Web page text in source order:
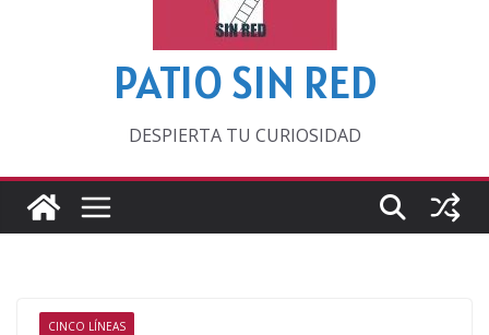
PATIO SIN RED
DESPIERTA TU CURIOSIDAD
CINCO LÍNEAS